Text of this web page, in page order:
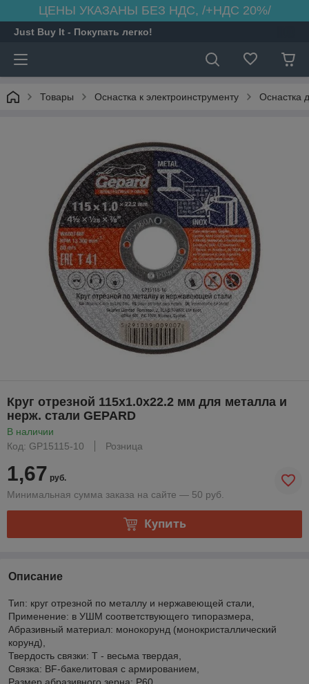
ЦЕНЫ УКАЗАНЫ БЕЗ НДС, /+НДС 20%/
Just Buy It - Покупать легко!
Товары Оснастка к электроинструменту Оснастка
Круг отрезной 115х1.0x22.2 мм для металла и
нерж. стали GEPARD
В наличии
Код: GP15115-10
Розница
1,67 руб.
Минимальная сумма заказа на сайте — 50 руб.
Купить
Описание
Тип: круг отрезной по металлу и нержавеющей стали,
Применение: в УШМ соответствующего типоразмера,
Абразивный материал: монокорунд (монокристаллический
корунд),
Твердость связки: T - весьма твердая,
Связка: BF-бакелитовая с армированием,
Размер абразивного зерна: P60,